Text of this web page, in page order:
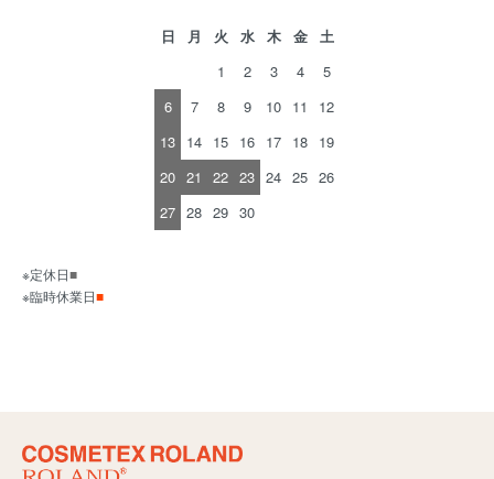
日 月 火 水 木 金
土
1
2 3 4
5
6
7 8 9 10 11
12
13 14 15 16 17 18 19
20 21 22 23 24 25 26
27 28 29 30
※定休日■
※臨時休業日■